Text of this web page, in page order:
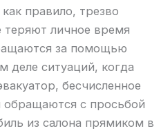
правило, трезво
личное время
за помощью
деле ситуаций, когда
бесчисленное
обращаются с просьбой
из салона прямиком в